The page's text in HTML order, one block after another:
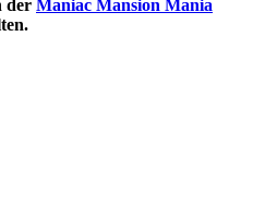
der Maniac Mansion Mania